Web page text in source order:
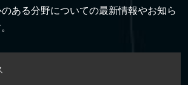
のある分野についての最新情報やお知ら